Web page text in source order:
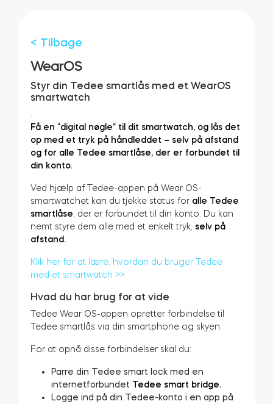
Adaptere
Hjem adgang
Tedee Keypad PRO
Tedee Biometric Module
BleBox Smart Relay-modul
Tedee GO2
< Tilbage
WearOS
Styr din Tedee smartlås med et WearOS
smartwatch
Få en “digital nøgle” til dit smartwatch, og lås det
op med et tryk på håndleddet – selv på afstand
og for alle Tedee smartlåse, der er forbundet til
din konto.
Ved hjælp af Tedee-appen på Wear OS-
smartwatchet kan du tjekke status for alle Tedee
smartlåse , der er forbundet til din konto. Du kan
nemt styre dem alle med et enkelt tryk, selv på
afstand.
Klik her for at lære, hvordan du bruger Tedee
med et smartwatch >>
Hvad du har brug for at vide
Tedee Wear OS-appen opretter forbindelse til
Tedee smartlås via din smartphone og skyen.
For at opnå disse forbindelser skal du:
Parre din Tedee smart lock med en
internetforbundet Tedee smart bridge.
Logge ind på din Tedee-konto i en app på